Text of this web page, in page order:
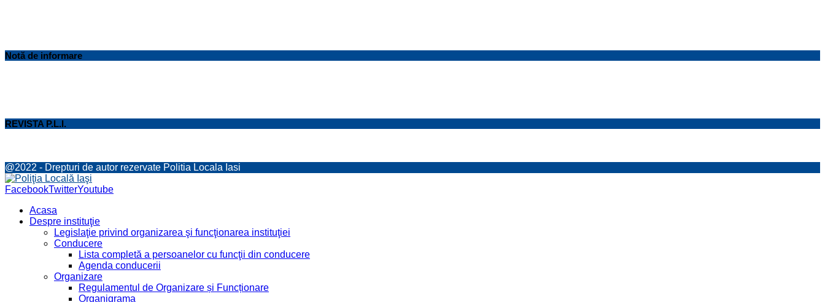
Notă de informare
REVISTA P.L.I.
@2022 - Drepturi de autor rezervate Politia Locala Iasi
FacebookTwitterYoutube
Acasa
Despre instituţie
Legislaţie privind organizarea şi funcţionarea instituţiei
Conducere
Lista completă a persoanelor cu funcţii din conducere
Agenda conducerii
Organizare
Regulamentul de Organizare și Funcționare
Organigrama